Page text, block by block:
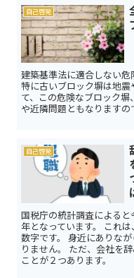
自己啓発
建築基準法に適合しない危
特に古いブロック塀は地
て、この危険なブロック
や近隣問題ともなりますの
自己啓発
国税庁の統計調査による
年となっています。 これ
数字です。 身近にありな
りません。 ただ、会社を
ことが２つあります。